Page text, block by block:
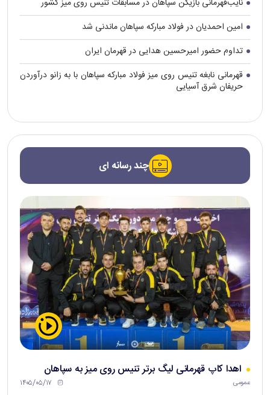
نایب‌قهرمانی بازیکن سپاهان در مسابقات تنیس روی میز کشور
امین احمدیان در فولاد مبارکه سپاهان ماندنی شد
تداوم حضور امیرحسین هدایی در قهرمان ایران
قهرمانی نابغه تنیس روی میز فولاد مبارکه سپاهان با به زانو درآوردن
حریفان شرق آسیایی
چند رسانه ای
اهدا کاپ قهرمانی لیگ برتر تنیس روی میز به سپاهان
عمومی ۱۴۰۵/۰۵/۱۷